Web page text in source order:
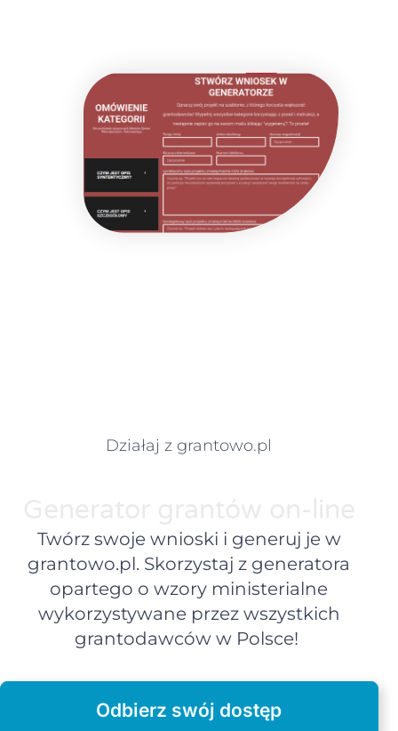
Działaj z grantowo.pl
Twórz swoje wnioski i generuj je w
grantowo.pl. Skorzystaj z generatora
opartego o wzory ministerialne
wykorzystywane przez wszystkich
grantodawców w Polsce!
Odbierz swój dostęp